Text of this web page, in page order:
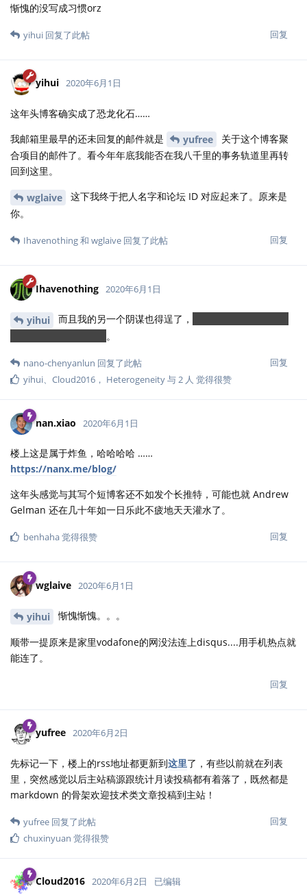
惭愧的没写成习惯orz
回复
yihui 回复了此帖
yihui 2020年6月1日
这年头博客确实成了恐龙化石……
我邮箱里最早的还未回复的邮件就是
yufree
关于这个博客聚
合项目的邮件了。看今年年底我能否在我八千里的事务轨道里再转
回到这里。
wglaive
这下我终于把人名字和论坛 ID 对应起来了。原来是
你。
回复
Ihavenothing和 wglaive 回复了此帖
Ihavenothing 2020年6月1日
yihui 而且我的另一个阴谋也得逞了，
。
回复
nano-chenyanlun 回复了此帖
yihui、 Cloud2016 ， Heterogeneity与2 人 觉得很赞
nan.xiao 2020年6月1日
楼上这是属于炸鱼，哈哈哈哈 ……
https://nanx.me/blog/
这年头感觉与其写个短博客还不如发个长推特，可能也就 Andrew
Gelman 还在几十年如一日乐此不疲地天天灌水了。
回复
benhaha觉得很赞
wglaive 2020年6月1日
yihui 惭愧惭愧。。。
顺带一提原来是家里vodafone的网没法连上disqus....用手机热点就
能连了。
回复
yufree 2020年6月2日
先标记一下，楼上的rss地址都更新到这里了，有些以前就在列表
里，突然感觉以后主站稿源跟统计月读投稿都有着落了，既然都是
markdown 的骨架欢迎技术类文章投稿到主站！
回复
yufree 回复了此帖
chuxinyuan 觉得很赞
Cloud2016 2020年6月2日 已编辑